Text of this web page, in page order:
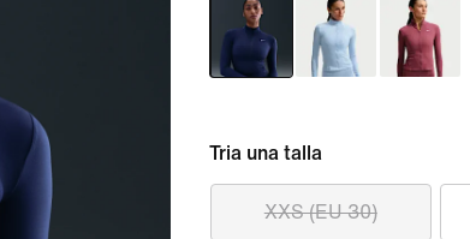
Tria una talla
XXS (EU 30)